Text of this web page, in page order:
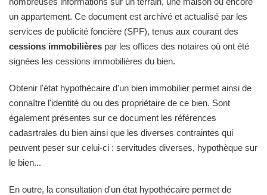
un appartement. Ce document est archivé et actualisé par les
services de publicité foncière (SPF), tenus aux courant des
cessions immobilières par les offices des notaires où ont été
signées les cessions immobilières du bien.
Obtenir l'état hypothécaire d'un bien immobilier permet ainsi de
connaître l'identité du ou des propriétaire de ce bien. Sont
également présentes sur ce document les références
cadasrtrales du bien ainsi que les diverses contraintes qui
peuvent peser sur celui-ci : servitudes diverses, hypothèque sur
le bien...
En outre, la consultation d'un état hypothécaire permet de